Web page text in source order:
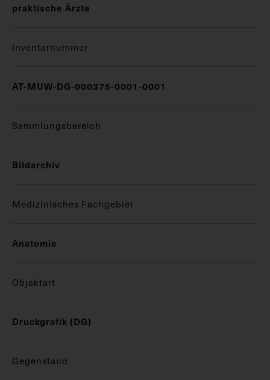
praktische Ärzte
Inventarnummer
AT-MUW-DG-000375-0001-0001
Sammlungsbereich
Bildarchiv
Medizinisches Fachgebiet
Anatomie
Objektart
Druckgrafik (DG)
Gegenstand